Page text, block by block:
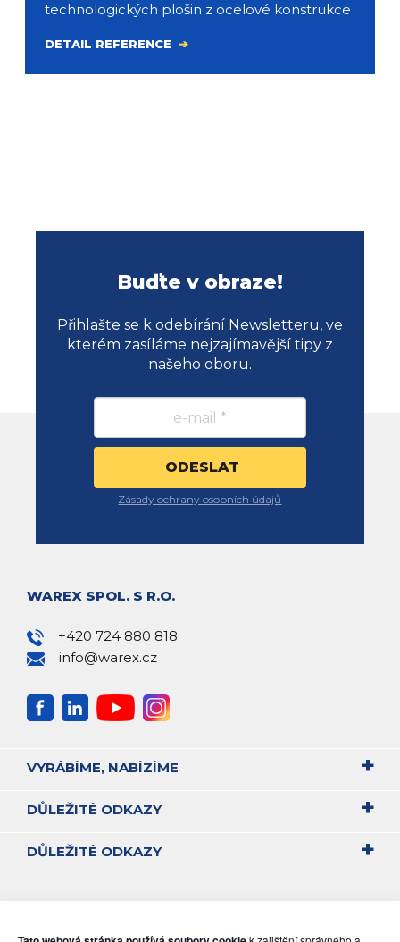
technologických plošin z ocelové konstrukce
DETAIL REFERENCE
Buďte v obraze!
Přihlašte se k odebírání Newsletteru, ve
kterém zasíláme nejzajímavější tipy z
našeho oboru.
Zásady ochrany osobních údajů
WAREX SPOL. S R.O.
+420 724 880 818
info@warex.cz
VYRÁBÍME, NABÍZÍME
DŮLEŽITÉ ODKAZY
DŮLEŽITÉ ODKAZY